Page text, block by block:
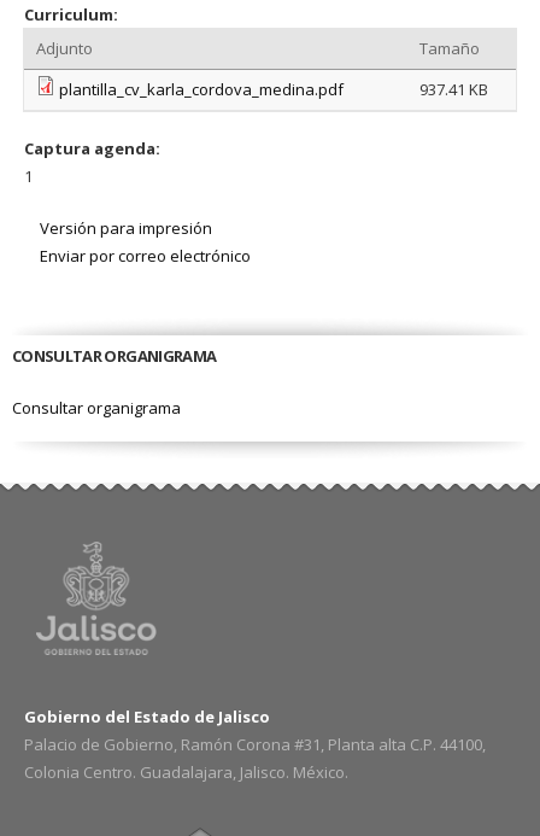
Curriculum:
Adjunto
Tamaño
plantilla_cv_karla_cordova_medina.pdf
937.41 KB
Captura agenda:
1
Versión para impresión
Enviar por correo electrónico
CONSULTAR ORGANIGRAMA
Consultar organigrama
Gobierno del Estado de Jalisco
Palacio de Gobierno, Ramón Corona #31, Planta alta C.P. 44100,
Colonia Centro. Guadalajara, Jalisco. México.